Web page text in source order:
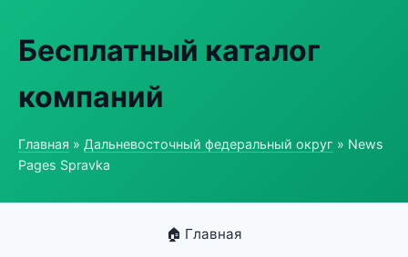
Бесплатный каталог
компаний
Главная » Дальневосточный федеральный округ » News
Pages Spravka
🏠 Главная